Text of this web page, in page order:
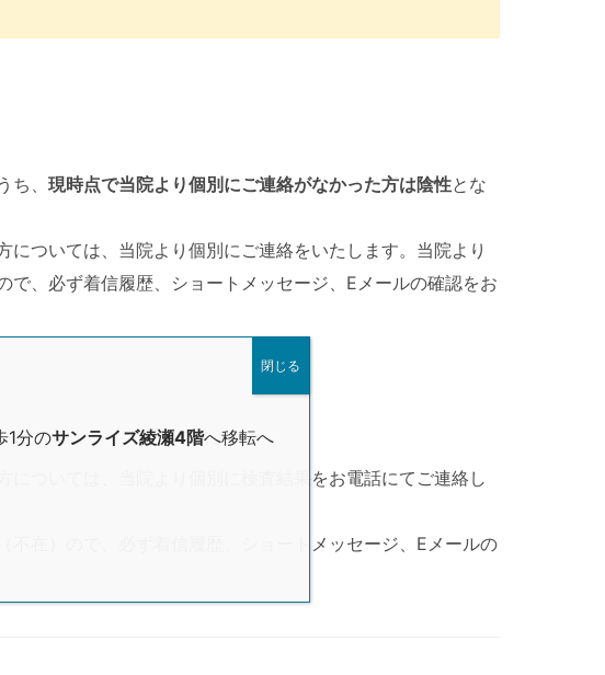
、 現時点で当院より個別にご連絡がなかった方は陰性とな
ついては、当院より個別にご連絡をいたします。当院より
で、必ず着信履歴、ショートメッセージ、Eメールの確認をお
ついては、当院より個別に検査結果をお電話にてご連絡し
不在）ので、必ず着信履歴、ショートメッセージ、Eメールの
1分のサンライズ綾瀬4階へ移転へ
閉じる